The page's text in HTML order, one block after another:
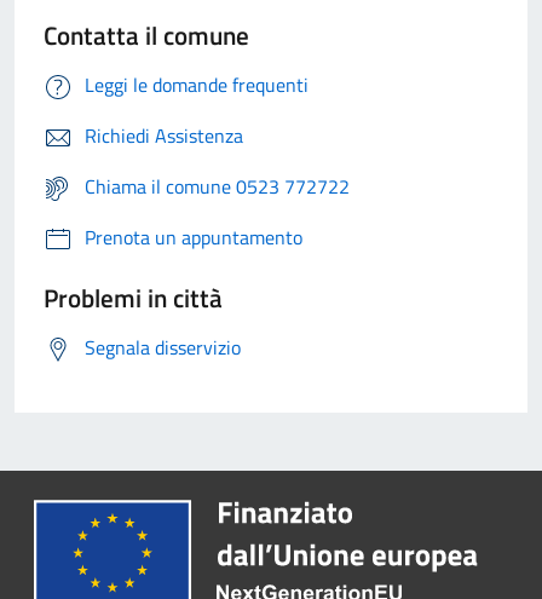
Contatta il comune
Leggi le domande frequenti
Richiedi Assistenza
Chiama il comune 0523 772722
Prenota un appuntamento
Problemi in città
Segnala disservizio